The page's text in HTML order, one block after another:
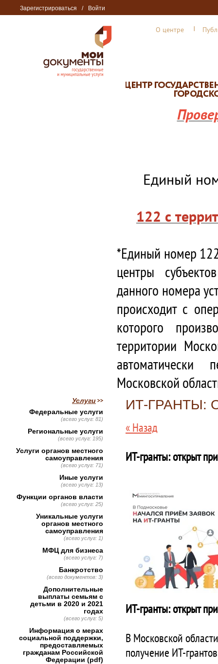
Зарегистрироваться / Войти
О центре
Единый
122 с
*Единый номер
центры
данного номера
происходит с
которого
территории
автоматически
Московской
ИТ‑ГРАНТЫ:
« Назад
ИТ‑гранты: открыт
ИТ‑гранты: открыт
В Московской
получение ИТ-грантов
Услуги
Федеральные услуги
(всего услуг: 81)
Региональные услуги
(всего услуг: 195)
Услуги органов местного
самоуправления
(всего услуг: 71)
Иные услуги
(всего услуг: 13)
Функции органов власти
(всего услуг: 25)
Уникальные услуги
органов местного
самоуправления
(всего услуг: 1)
МФЦ для бизнеса
(всего услуг: 7)
Банкротство
(всего документов: 3)
Дополнительные
выплаты семьям с
детьми в 2020 и 2021
годах
(всего услуг: 5)
Информация о мерах
социальной поддержки,
предоставляемых
гражданам Российской
Федерации (pdf)